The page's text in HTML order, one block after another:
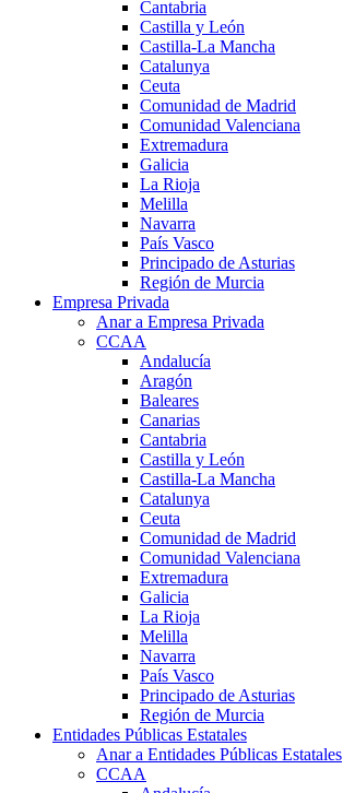
Cantabria
Castilla y León
Castilla-La Mancha
Catalunya
Ceuta
Comunidad de Madrid
Comunidad Valenciana
Extremadura
Galicia
La Rioja
Melilla
Navarra
País Vasco
Principado de Asturias
Región de Murcia
Empresa Privada
Anar a Empresa Privada
CCAA
Andalucía
Aragón
Baleares
Canarias
Cantabria
Castilla y León
Castilla-La Mancha
Catalunya
Ceuta
Comunidad de Madrid
Comunidad Valenciana
Extremadura
Galicia
La Rioja
Melilla
Navarra
País Vasco
Principado de Asturias
Región de Murcia
Entidades Públicas Estatales
Anar a Entidades Públicas Estatales
CCAA